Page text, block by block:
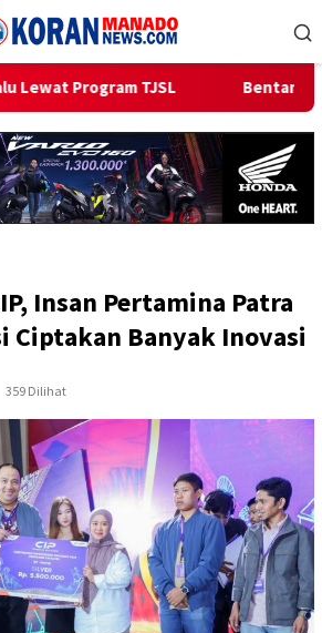
Bentangkan Kabel Laut 1,95 KMS,
Insan Pertamina Patra
Ciptakan Banyak Inovasi
359 Dilihat